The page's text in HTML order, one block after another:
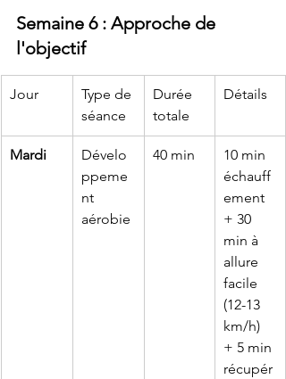
Semaine 6 : Approche de
l'objectif
Jour
Type de
séance
Durée
totale
Détails
Mardi
Dévelo
ppeme
nt
aérobie
40 min
10 min
échauff
ement
+ 30
min à
allure
facile
(12-13
km/h)
+ 5 min
récupér